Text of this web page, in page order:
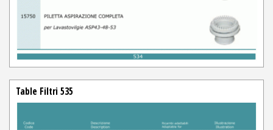
Table Filtri 535